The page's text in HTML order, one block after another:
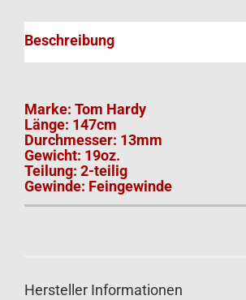
Beschreibung
Marke: Tom Hardy
Länge: 147cm
Durchmesser: 13mm
Gewicht: 19oz.
Teilung: 2-teilig
Gewinde: Feingewinde
Hersteller Informationen